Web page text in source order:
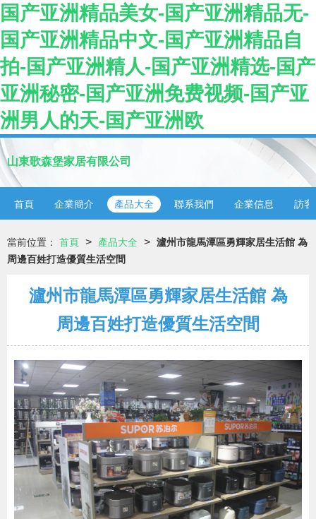
国产亚洲精品美女-国产亚洲精品无-
国产亚洲精品中文-国产亚洲精品自
拍-国产亚洲精人-国产亚洲精选-国产
亚洲秘密-国产亚洲免费视频-国产亚
洲男人的天-国产亚洲欧
山東歌森堡家居有限公司
首頁 企業簡介 產品大全 聯系我們 企業信息 訪客
當前位置： 首頁 > 產品大全 > 瀘州市龍馬潭區勇輝家居生活館 為
周邊百姓打造優質生活空間
瀘州市龍馬潭區勇輝家居生活館 為
周邊百姓打造優質生活空間